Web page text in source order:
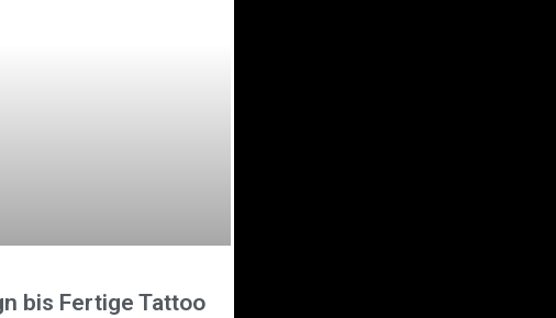
bis Fertige Tattoo